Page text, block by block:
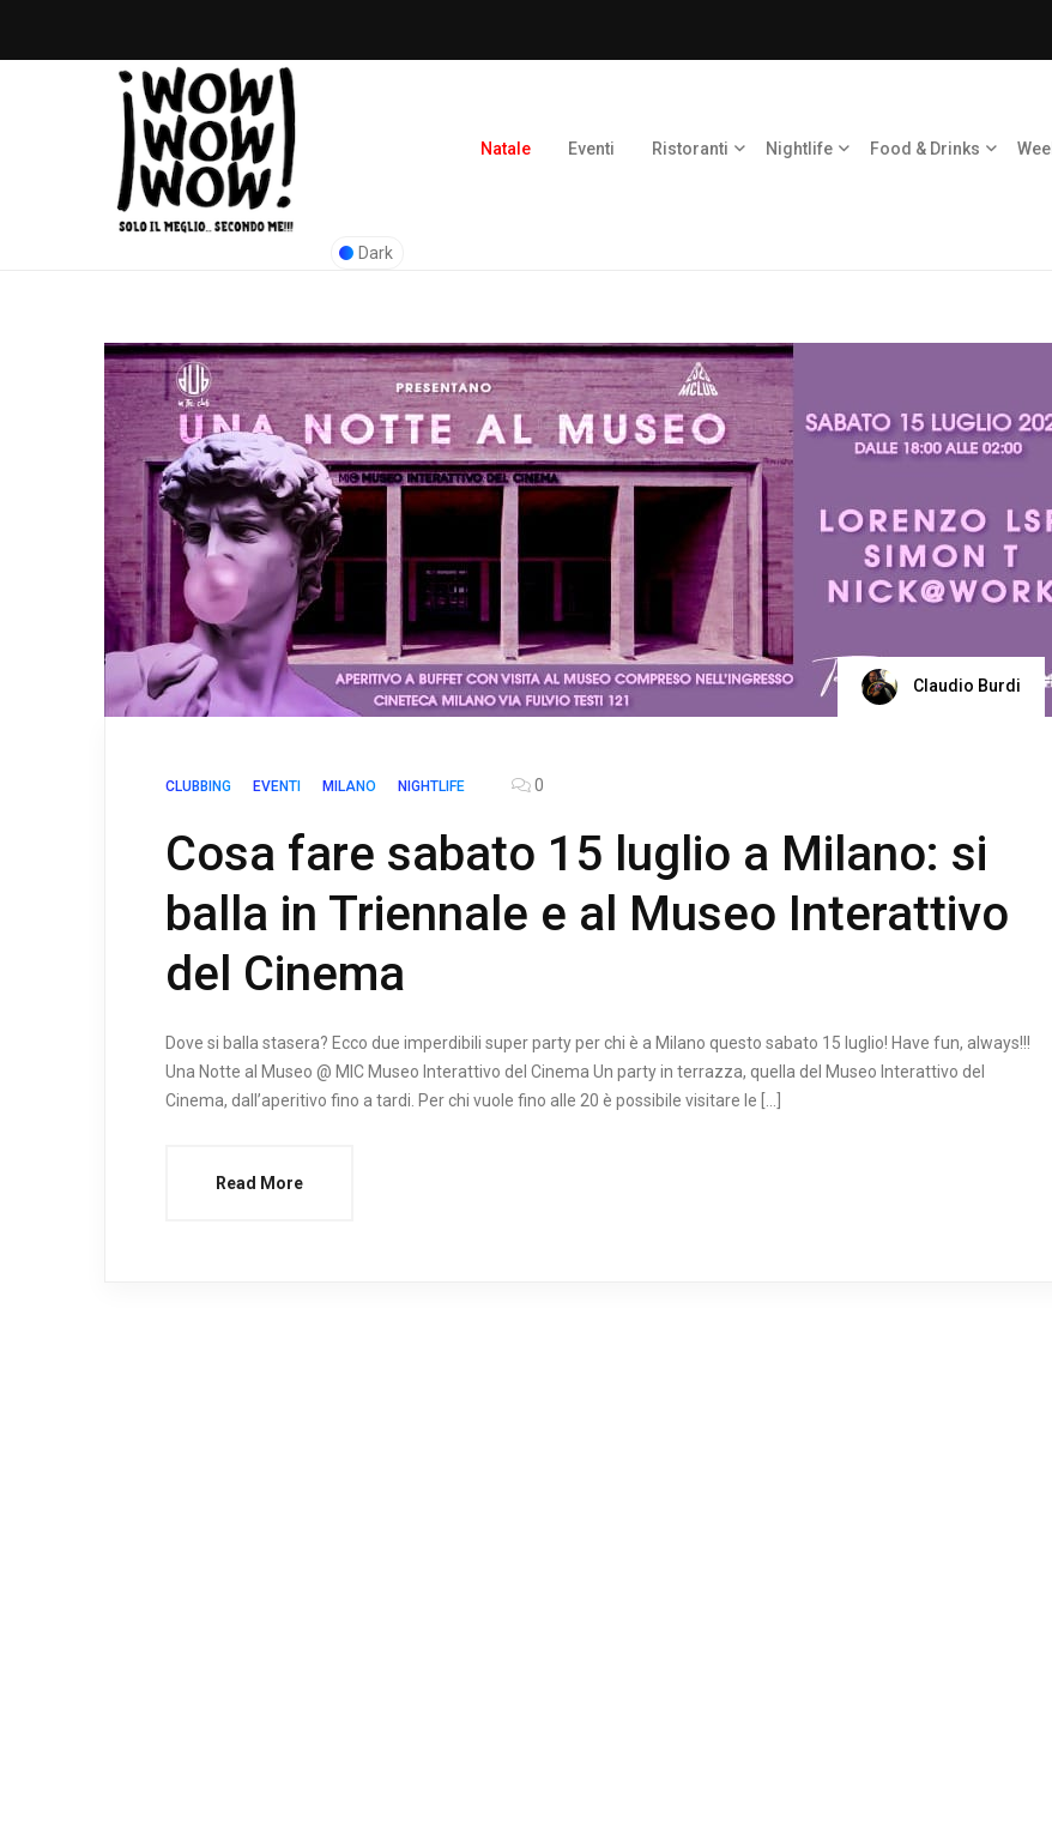
Natale Eventi Ristoranti Nightlife Food & Drinks
Dark
Claudio Burdi
CLUBBING EVENTI MILANO NIGHTLIFE 0
Cosa fare sabato 15 luglio a Milano: si
balla in Triennale e al Museo Interattivo
del Cinema
Dove si balla stasera? Ecco due imperdibili super party per chi è a Milano questo sabato 15 luglio! Have fun, always!!!
Una Notte al Museo @ MIC Museo Interattivo del Cinema Un party in terrazza, quella del Museo Interattivo del
Cinema, dall’aperitivo fino a tardi. Per chi vuole fino alle 20 è possibile visitare le […]
Read More